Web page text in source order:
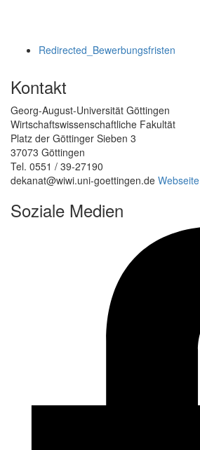
Redirected_Bewerbungsfristen
Kontakt
Georg-August-Universität Göttingen
Wirtschaftswissenschaftliche Fakultät
Platz der Göttinger Sieben 3
37073 Göttingen
Tel. 0551 / 39-27190
dekanat@wiwi.uni-goettingen.de Webseite
Soziale Medien